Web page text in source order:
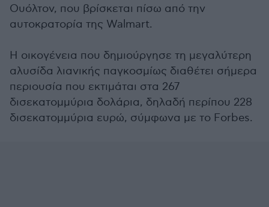
Ουόλτον, που βρίσκεται πίσω από την
αυτοκρατορία της Walmart.
Η οικογένεια που δημιούργησε τη μεγαλύτερη
αλυσίδα λιανικής παγκοσμίως διαθέτει σήμερα
περιουσία που εκτιμάται στα 267
δισεκατομμύρια δολάρια, δηλαδή περίπου 228
δισεκατομμύρια ευρώ, σύμφωνα με το Forbes.